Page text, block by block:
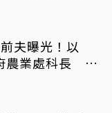
夫曝光！以
農業處科長 交